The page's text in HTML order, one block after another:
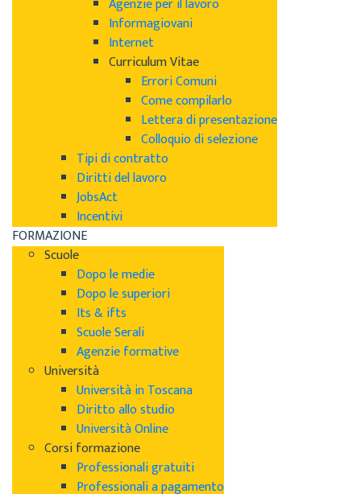
Informagiovani
Internet
Curriculum Vitae
Errori Comuni
Come compilarlo
Lettera di presentazione
Colloquio di selezione
Tipi di contratto
Diritti del lavoro
JobsAct
Incentivi
FORMAZIONE
Scuole
Dopo le medie
Dopo le superiori
Its & ifts
Scuole Serali
Agenzie formative
Università
Università in Toscana
Diritto allo studio
Università Online
Corsi formazione
Professionali gratuiti
Professionali a pagamento